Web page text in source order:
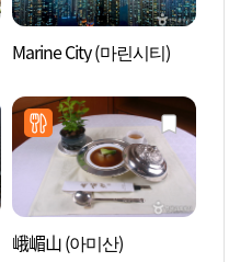
Marine City (마린시티)
峨嵋山 (아미산)